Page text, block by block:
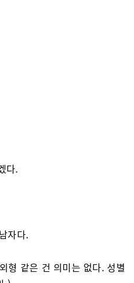
다.
자다.
형 같은 건 의미는 없다. 성별